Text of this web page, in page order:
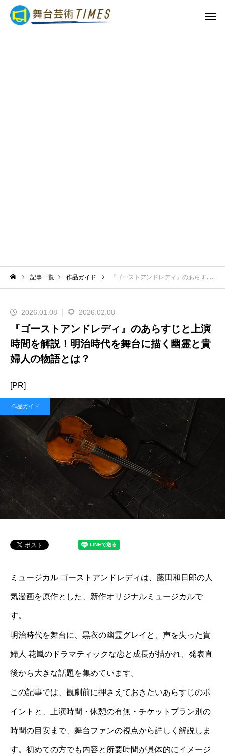
記事一覧 作品ガイド 『ゴーストアンドレディ』のあらすじと上演時間を解説！明治時代を舞台に描く幽霊と貴婦人の物語とは？
2026.01.08 2026.02.08
『ゴーストアンドレディ』のあらすじと上演
時間を解説！明治時代を舞台に描く幽霊と貴
婦人の物語とは？
[PR]
作品ガイド
ミュージカル ゴーストアンドレディは、藤田和日郎の人
気漫画を原作とした、新作オリジナルミュージカルで
す。
明治時代を舞台に、黒衣の幽霊グレイと、声を失った貴
婦人 花嵐のドラマティックな恋と成長が描かれ、発表直
後から大きな話題を集めています。
この記事では、観劇前に押さえておきたいあらすじのポ
イントと、上演時間・休憩の有無・チケットプラン別の
時間の目安まで、舞台ファンの視点から詳しく解説しま
す。初めての方でも内容と所要時間が具体的にイメージ